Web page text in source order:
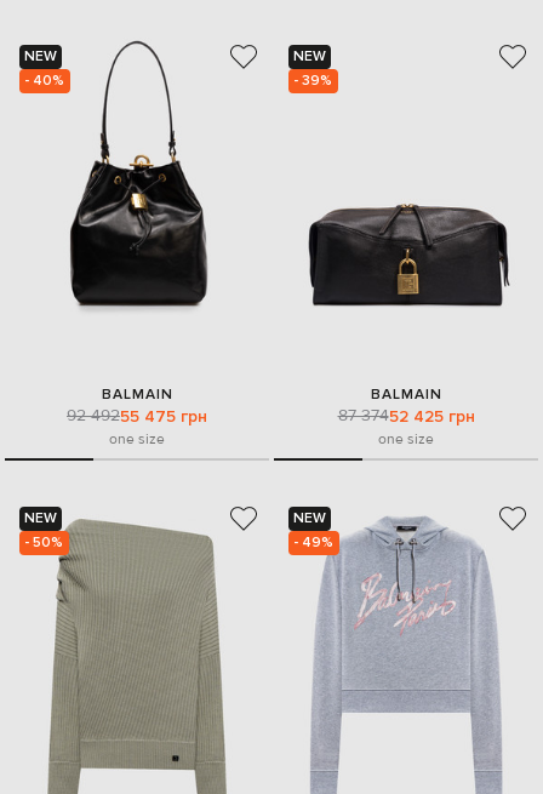
NEW
- 40%
BALMAIN
92 49255 475 грн
one size
NEW
- 39%
BALMAIN
87 37452 425 грн
one size
NEW
- 50%
NEW
- 49%